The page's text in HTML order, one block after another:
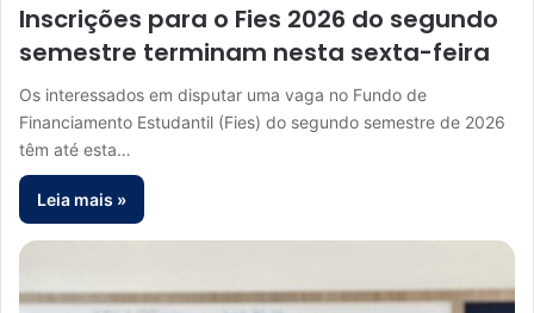
Inscrições para o Fies 2026 do segundo
semestre terminam nesta sexta-feira
Os interessados em disputar uma vaga no Fundo de
Financiamento Estudantil (Fies) do segundo semestre de 2026
têm até esta…
Leia mais »